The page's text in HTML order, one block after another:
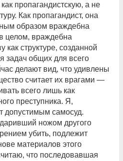
пропагандистскую, а не
Как пропагандист, она
образом враждебна
целом, враждебна
как структуре, созданной
задач общих для всего
делают вид, что удивлены
считает их врагами —
всего лишь как
преступника. Я,
допустимым самосуд.
ножом другого
убить, подлежит
материалов этого
что последовавшая